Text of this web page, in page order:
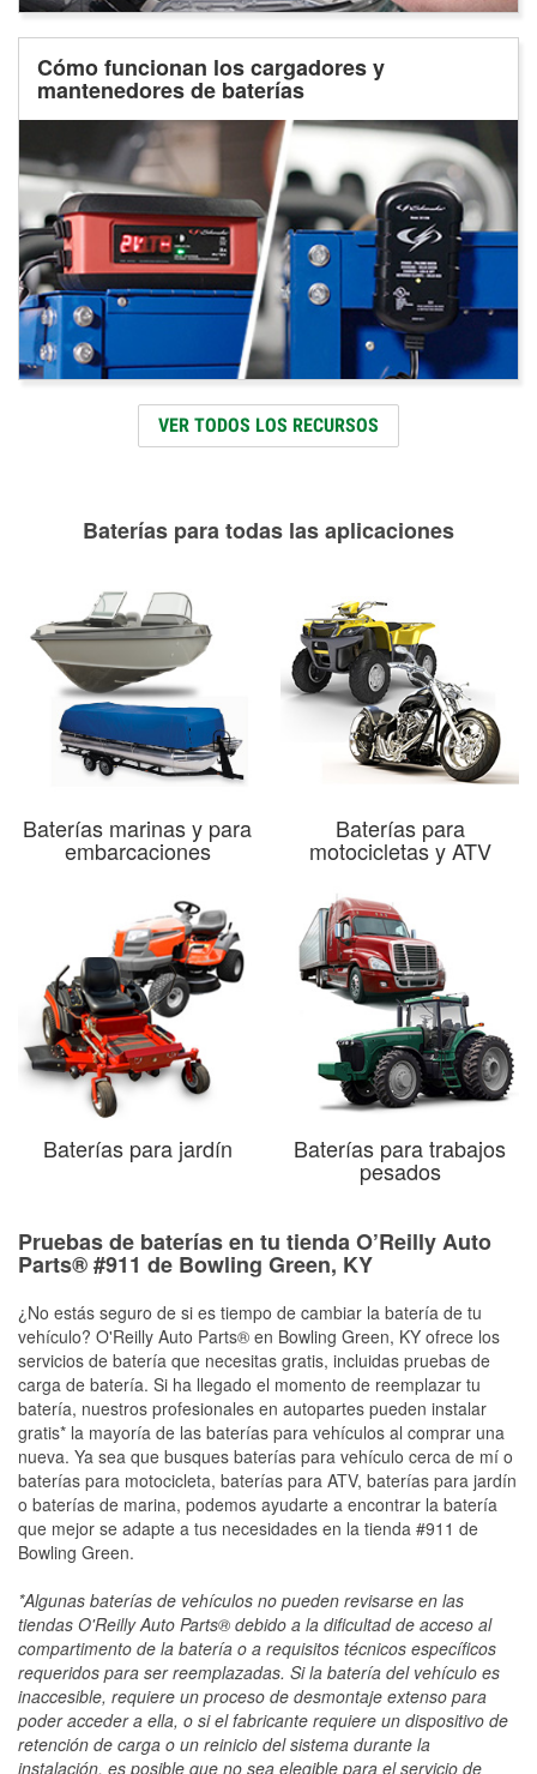
Cómo funcionan los cargadores y
mantenedores de baterías
VER TODOS LOS RECURSOS
Baterías para todas las aplicaciones
Baterías marinas y para
embarcaciones
Baterías para
motocicletas y ATV
Baterías para jardín Baterías para trabajos
pesados
Pruebas de baterías en tu tienda O’Reilly Auto
Parts® #911 de Bowling Green, KY
¿No estás seguro de si es tiempo de cambiar la batería de tu
vehículo? O'Reilly Auto Parts® en Bowling Green, KY ofrece los
servicios de batería que necesitas gratis, incluidas pruebas de
carga de batería. Si ha llegado el momento de reemplazar tu
batería, nuestros profesionales en autopartes pueden instalar
gratis* la mayoría de las baterías para vehículos al comprar una
nueva. Ya sea que busques baterías para vehículo cerca de mí o
baterías para motocicleta, baterías para ATV, baterías para jardín
o baterías de marina, podemos ayudarte a encontrar la batería
que mejor se adapte a tus necesidades en la tienda #911 de
Bowling Green.
*Algunas baterías de vehículos no pueden revisarse en las
tiendas O'Reilly Auto Parts® debido a la dificultad de acceso al
compartimento de la batería o a requisitos técnicos específicos
requeridos para ser reemplazadas. Si la batería del vehículo es
inaccesible, requiere un proceso de desmontaje extenso para
poder acceder a ella, o si el fabricante requiere un dispositivo de
retención de carga o un reinicio del sistema durante la
instalación, es posible que no sea elegible para el servicio de